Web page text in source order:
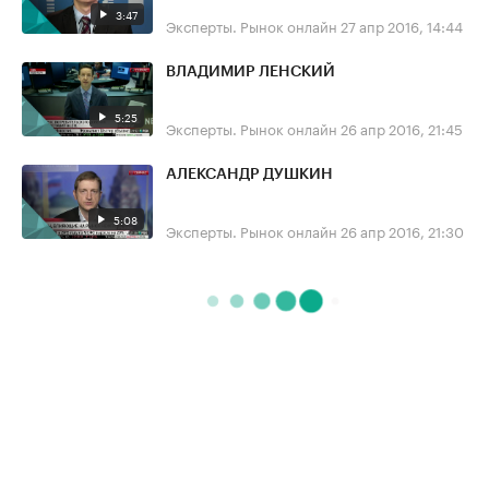
3:47 Эксперты. Рынок онлайн 27 апр 2016, 14:44
5:25
ВЛАДИМИР ЛЕНСКИЙ
Эксперты. Рынок онлайн 26 апр 2016, 21:45
5:08
АЛЕКСАНДР ДУШКИН
Эксперты. Рынок онлайн 26 апр 2016, 21:30